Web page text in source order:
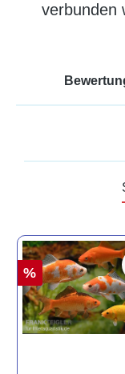
verbunden
%